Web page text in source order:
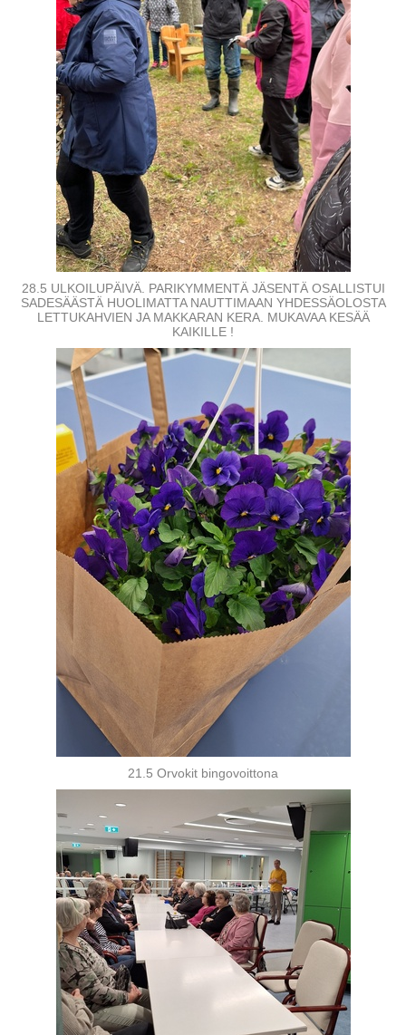
28.5 ULKOILUPÄIVÄ. PARIKYMMENTÄ JÄSENTÄ OSALLISTUI
SADESÄÄSTÄ HUOLIMATTA NAUTTIMAAN YHDESSÄOLOSTA
LETTUKAHVIEN JA MAKKARAN KERA. MUKAVAA KESÄÄ
KAIKILLE !
21.5 Orvokit bingovoittona